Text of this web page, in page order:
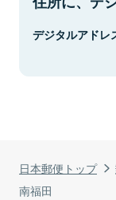
日本郵便トップ
南福田
デジタルアドレ